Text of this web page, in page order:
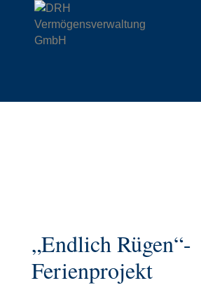
„Endlich Rügen“-
Ferienprojekt